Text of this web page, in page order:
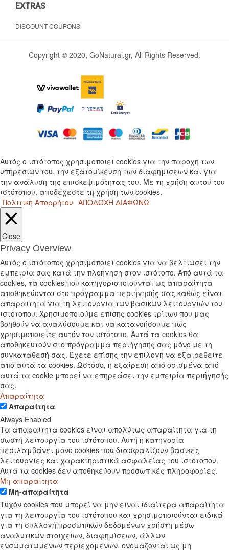
EXTRAS
DISCOUNT COUPONS
Copyright © 2020, GoNatural.gr, All Rights Reserved.
Αυτός ο ιστότοπος χρησιμοποιεί cookies για την παροχή των
υπηρεσιών του, την εξατομίκευση των διαφημίσεων και για
την ανάλυση της επισκεψιμότητας του. Με τη χρήση αυτού του
ιστότοπου, αποδέχεστε τη χρήση των cookies.
Πολιτική Απορρήτου ΑΠΟΔΟΧΗ ΔΙΑΦΩΝΩ
Close
Privacy Overview
Αυτός ο ιστότοπος χρησιμοποιεί cookies για να βελτιώσει την
εμπειρία σας κατά την πλοήγηση στον ιστότοπο. Από αυτά τα
cookies, τα cookies που κατηγοριοποιούνται ως απαραίτητα
αποθηκεύονται στο πρόγραμμα περιήγησής σας καθώς είναι
απαραίτητα για τη λειτουργία των βασικών λειτουργιών του
ιστότοπου. Χρησιμοποιούμε επίσης cookies τρίτων που μας
βοηθούν να αναλύσουμε και να κατανοήσουμε πώς
χρησιμοποιείτε αυτόν τον ιστότοπο. Αυτά τα cookies θα
αποθηκευτούν στο πρόγραμμα περιήγησής σας μόνο με τη
συγκατάθεσή σας. Έχετε επίσης την επιλογή να εξαιρεθείτε
από αυτά τα cookies. Ωστόσο, η εξαίρεση από ορισμένα από
αυτά τα cookie μπορεί να επηρεάσει την εμπειρία περιήγησής
σας.
Απαραίτητα
Απαραίτητα
Always Enabled
Τα απαραίτητα cookies είναι απολύτως απαραίτητα για τη
σωστή λειτουργία του ιστότοπου. Αυτή η κατηγορία
περιλαμβάνει μόνο cookies που διασφαλίζουν βασικές
λειτουργίες και χαρακτηριστικά ασφαλείας του ιστότοπου.
Αυτά τα cookies δεν αποθηκεύουν προσωπικές πληροφορίες.
Μη-απαραίτητα
Μη-απαραίτητα
Τυχόν cookies που μπορεί να μην είναι ιδιαίτερα απαραίτητα
για τη λειτουργία του ιστότοπου και χρησιμοποιούνται ειδικά
για τη συλλογή προσωπικών δεδομένων χρήστη μέσω
αναλυτικών στοιχείων, διαφημίσεων, άλλων
ενσωματωμένων περιεχομένων, ονομάζονται ως μη